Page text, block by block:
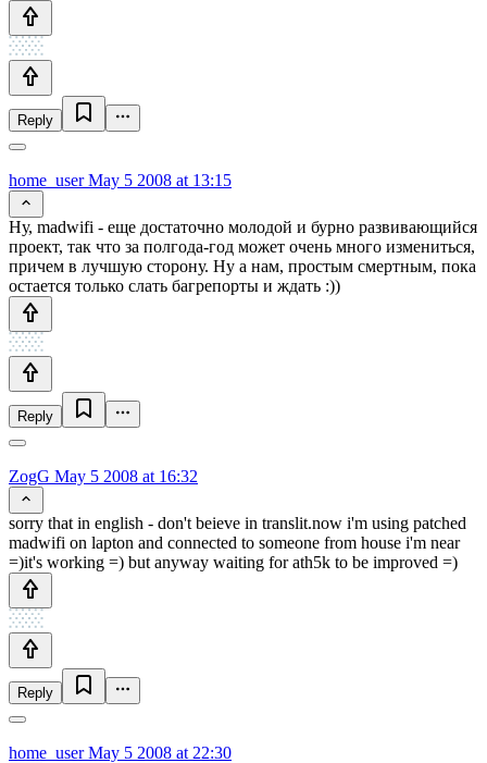
Reply
home_userMay 5 2008 at 13:15
Ну, madwifi - еще достаточно молодой и бурно развивающийся
проект, так что за полгода-год может очень много измениться,
причем в лучшую сторону. Ну а нам, простым смертным, пока
остается только слать багрепорты и ждать :))
Reply
ZogG May 5 2008 at 16:32
sorry that in english - don't beieve in translit.now i'm using patched
madwifi on lapton and connected to someone from house i'm near
=)it's working =) but anyway waiting for ath5k to be improved =)
Reply
home_userMay 5 2008 at 22:30